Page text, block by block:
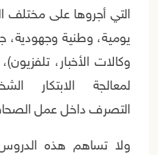
التي أجروها على مختلف
يومية، وطنية وجهودية،
وكالات الأخبار،
لمعالجة الابتكار
التصرف داخل عمل
ولا تساهم هذه